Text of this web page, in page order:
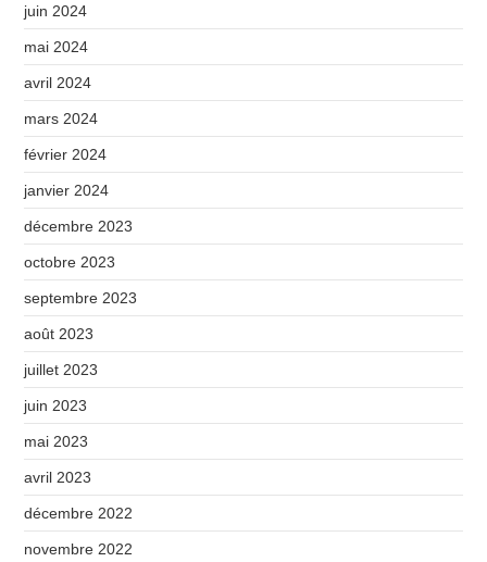
juin 2024
mai 2024
avril 2024
mars 2024
février 2024
janvier 2024
décembre 2023
octobre 2023
septembre 2023
août 2023
juillet 2023
juin 2023
mai 2023
avril 2023
décembre 2022
novembre 2022